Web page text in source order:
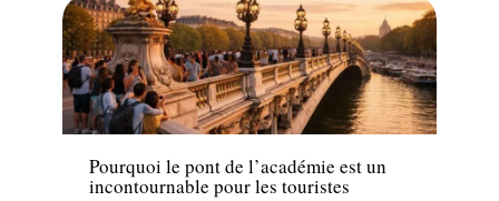
Actu
Pourquoi le pont de l’académie est un
incontournable pour les touristes